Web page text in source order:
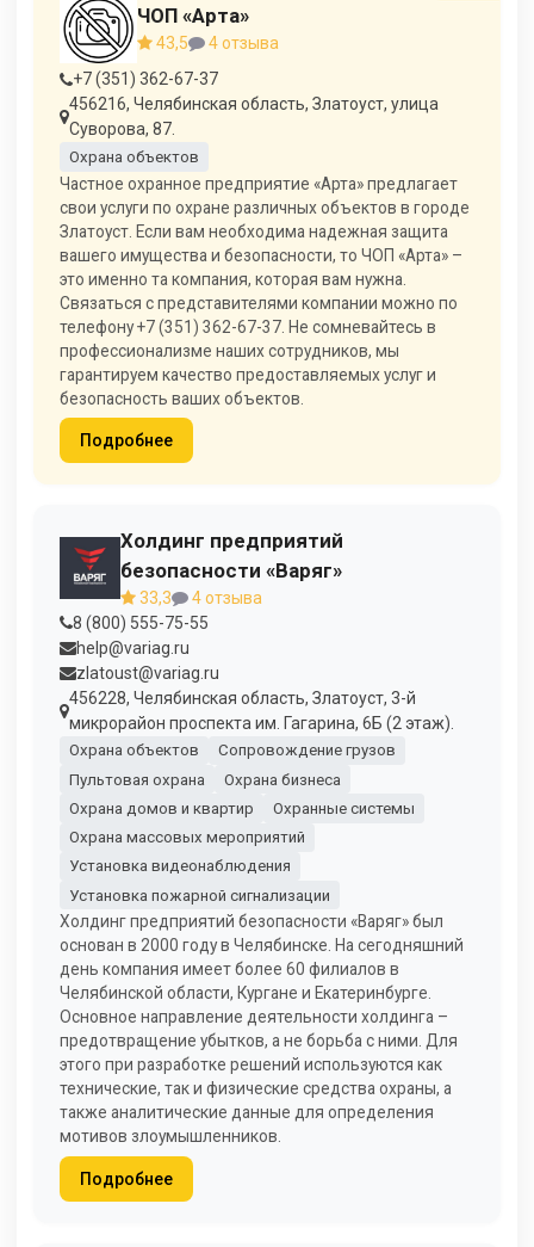
ЧОП «Арта»
43,5
4 отзыва
+7 (351) 362-67-37
456216, Челябинская область, Златоуст, улица
Суворова, 87.
Охрана объектов
Частное охранное предприятие «Арта» предлагает
свои услуги по охране различных объектов в городе
Златоуст. Если вам необходима надежная защита
вашего имущества и безопасности, то ЧОП «Арта» –
это именно та компания, которая вам нужна.
Связаться с представителями компании можно по
телефону +7 (351) 362-67-37. Не сомневайтесь в
профессионализме наших сотрудников, мы
гарантируем качество предоставляемых услуг и
безопасность ваших объектов.
Подробнее
Холдинг предприятий
безопасности «Варяг»
33,3
4 отзыва
8 (800) 555-75-55
help@variag.ru
zlatoust@variag.ru
456228, Челябинская область, Златоуст, 3-й
микрорайон проспекта им. Гагарина, 6Б (2 этаж).
Охрана объектов
Сопровождение грузов
Пультовая охрана
Охрана бизнеса
Охрана домов и квартир
Охранные системы
Охрана массовых мероприятий
Установка видеонаблюдения
Установка пожарной сигнализации
Холдинг предприятий безопасности «Варяг» был
основан в 2000 году в Челябинске. На сегодняшний
день компания имеет более 60 филиалов в
Челябинской области, Кургане и Екатеринбурге.
Основное направление деятельности холдинга –
предотвращение убытков, а не борьба с ними. Для
этого при разработке решений используются как
технические, так и физические средства охраны, а
также аналитические данные для определения
мотивов злоумышленников.
Подробнее